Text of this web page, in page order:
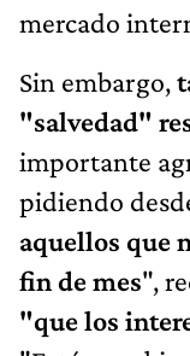
mercado
Sin embargo,
"salvedad"
importante
pidiendo
aquellos que
fin de mes",
"que los